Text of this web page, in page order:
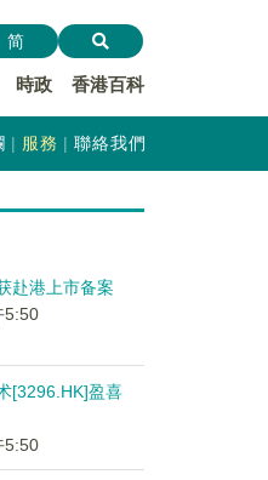
時政 香港百科
简
服務 聯絡我們
赴港上市备案
5:50
[3296.HK]盈喜
5:50